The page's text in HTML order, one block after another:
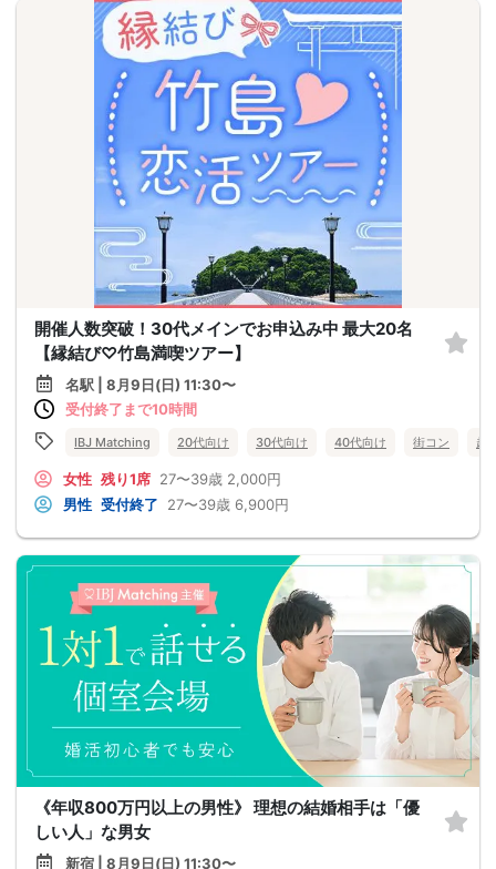
開催人数突破！30代メインでお申込み中 最大20名
【縁結び♡竹島満喫ツアー】
名駅 | 8月9日(日) 11:30〜
受付終了まで10時間
IBJ Matching 20代向け 30代向け 40代向け 街コン 趣
女性 残り1席 27〜39歳 2,000円
男性 受付終了 27〜39歳 6,900円
《年収800万円以上の男性》 理想の結婚相手は「優
しい人」な男女
新宿 | 8月9日(日) 11:30〜